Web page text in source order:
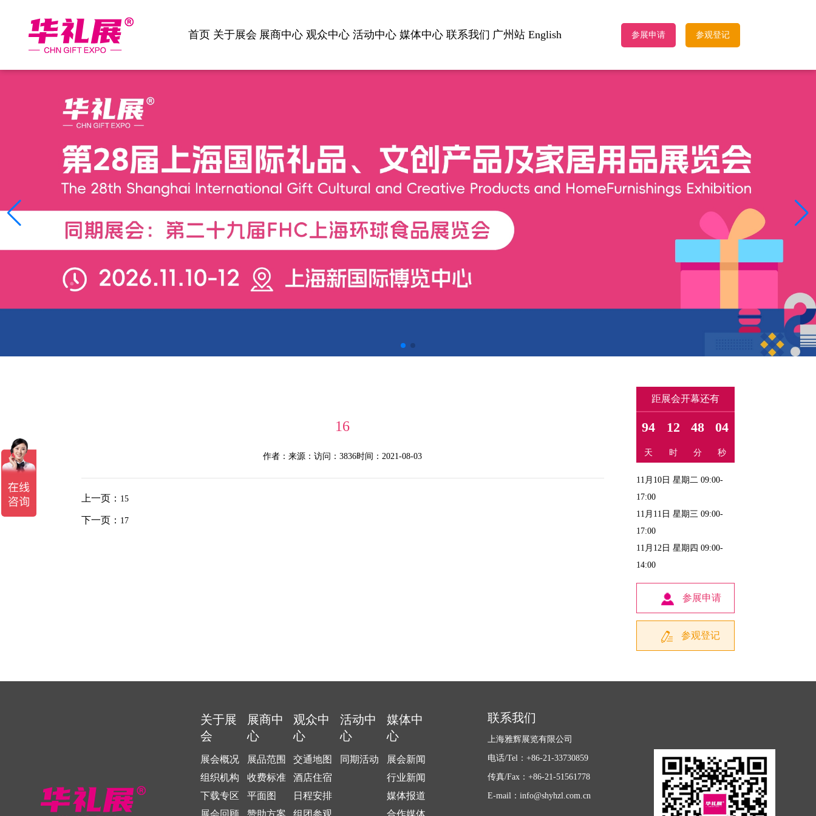
首页 关于展会 展商中心 观众中心 活动中心 媒体中心 联系我们 广州站 English 参展申请 参观登记
16
作者：来源：访问：3836时间：2021-08-03
上一页： 15
下一页： 17
距展会开幕还有
94 12 48 03
天 时 分 秒
11月10日 星期二 09:00-
17:00
11月11日 星期三 09:00-
17:00
11月12日 星期四 09:00-
14:00
参展申请
参观登记
关于展
会
展会概况
组织机构
下载专区
展商中
心
展品范围
收费标准
平面图
观众中
心
交通地图
酒店住宿
日程安排
活动中
心
同期活动
媒体中
心
展会新闻
行业新闻
媒体报道
联系我们
上海雅辉展览有限公司
电话/Tel：+86-21-33730859
传真/Fax：+86-21-51561778
E-mail：info@shyhzl.com.cn